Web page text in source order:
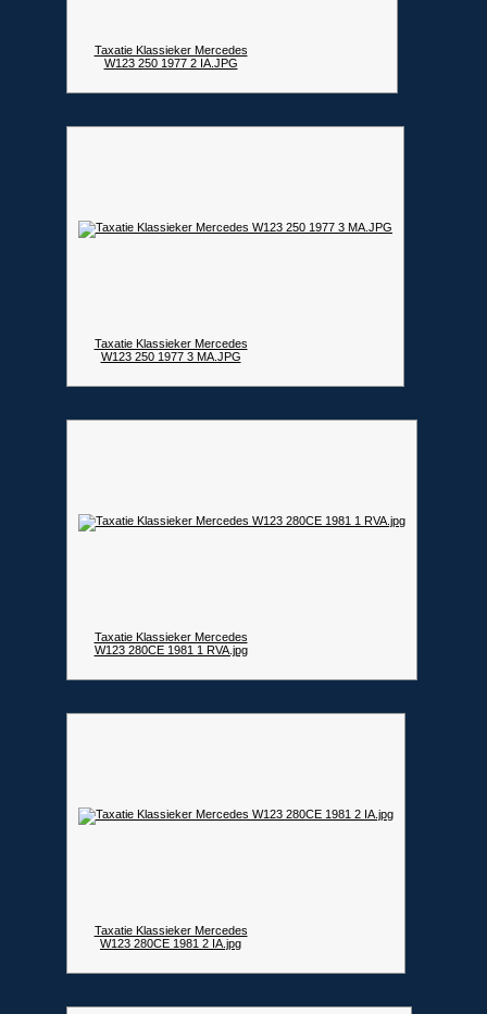
Taxatie Klassieker Mercedes
W123 250 1977 2 IA.JPG
Taxatie Klassieker Mercedes
W123 250 1977 3 MA.JPG
Taxatie Klassieker Mercedes
W123 280CE 1981 1 RVA.jpg
Taxatie Klassieker Mercedes
W123 280CE 1981 2 IA.jpg